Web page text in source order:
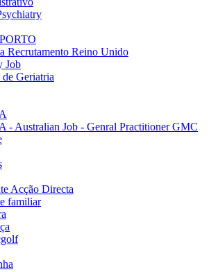
Recrutamento Reino Unido
Job
Geriatria
- Australian Job - Genral Practitioner GMC
Acção Directa
familiar